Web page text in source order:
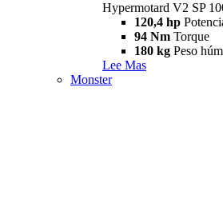
Hypermotard V2 SP
120,4 hp
94 Nm Torque
180 kg Peso
Lee Mas
Monster